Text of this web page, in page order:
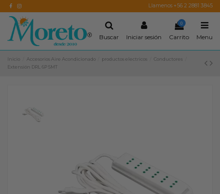
Llamenos +56 2 2881 3845
Buscar Iniciar sesión
0
Carrito Menu
Inicio Accesorios Aire Acondicionado productos electricos
Conductores
Extensión DRL 6P 5MT